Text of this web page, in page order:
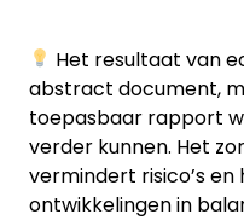
Het resultaat van
abstract document,
toepasbaar rapport
verder kunnen. Het
vermindert risico’s
ontwikkelingen in